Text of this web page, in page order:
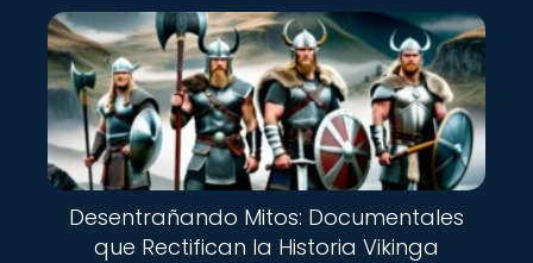
Desentrañando Mitos: Documentales
que Rectifican la Historia Vikinga